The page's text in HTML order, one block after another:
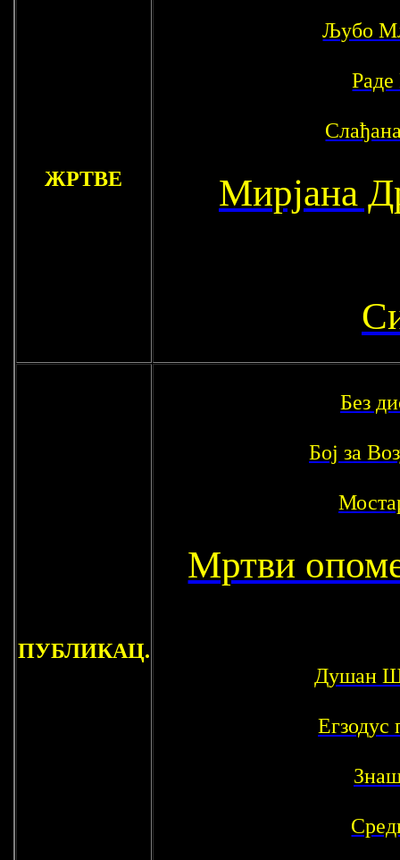
ЖРТВЕ
Љубо
Мирјана
ПУБЛИКАЦ.
Без
Бој за
Мртви
Душан
Егзодус